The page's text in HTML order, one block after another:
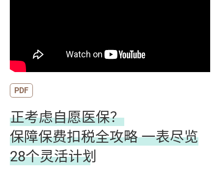
PDF
正考虑自愿医保？
保障保费扣税全攻略 一表尽览
28个灵活计划